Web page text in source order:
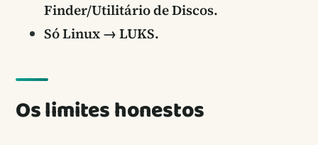
Finder/Utilitário de Discos.
Só Linux → LUKS.
Os limites honestos